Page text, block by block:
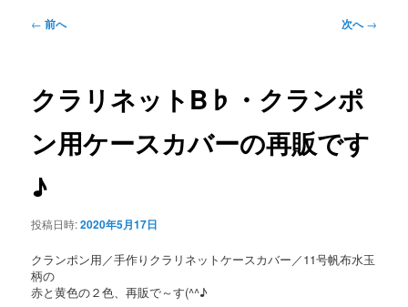
投
ゲ
ー
シ
ョ
ン
← 前へ 次へ→
クラリネットB♭・クランポ
ン用ケースカバーの再販です
♪
投稿日時:2020年5月17日
クランポン用／手作りクラリネットケースカバー／11号帆布水玉
柄の
赤と黄色の２色、再販で～す(^^♪